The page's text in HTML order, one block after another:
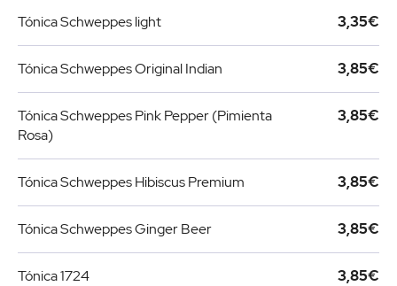
Tónica Schweppes light 3,35€
Tónica Schweppes Original Indian 3,85€
Tónica Schweppes Pink Pepper (Pimienta
Rosa)
3,85€
Tónica Schweppes Hibiscus Premium 3,85€
Tónica Schweppes Ginger Beer 3,85€
Tónica 1724 3,85€